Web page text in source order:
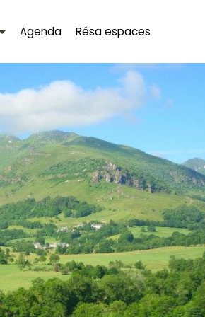
Agenda Résa espaces